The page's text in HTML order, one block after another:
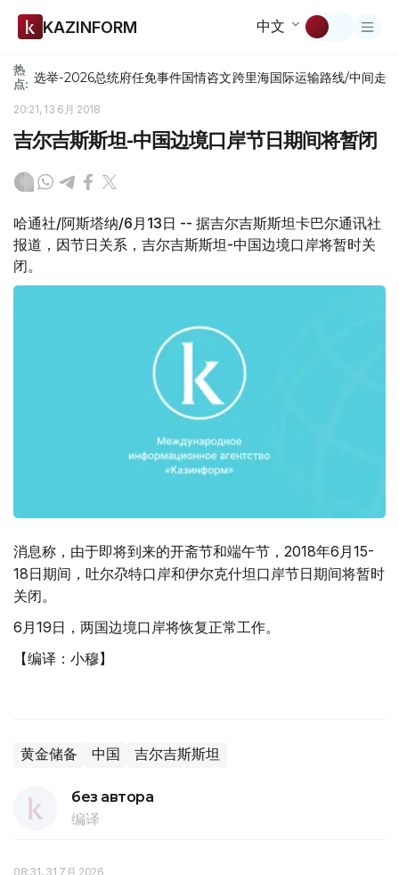
KAZINFORM 中文
热
点: 选举-2026总统府任免事件国情咨文跨里海国际运输路线/中间走廊
20:21, 13 6月 2018
吉尔吉斯斯坦-中国边境口岸节日期间将暂闭
哈通社/阿斯塔纳/6月13日 -- 据吉尔吉斯斯坦卡巴尔通讯社
报道，因节日关系，吉尔吉斯斯坦-中国边境口岸将暂时关
闭。
消息称，由于即将到来的开斋节和端午节，2018年6月15-
18日期间，吐尔尕特口岸和伊尔克什坦口岸节日期间将暂时
关闭。
6月19日，两国边境口岸将恢复正常工作。
【编译：小穆】
黄金储备 中国 吉尔吉斯斯坦
без автора
编译
08:31, 31 7月 2026